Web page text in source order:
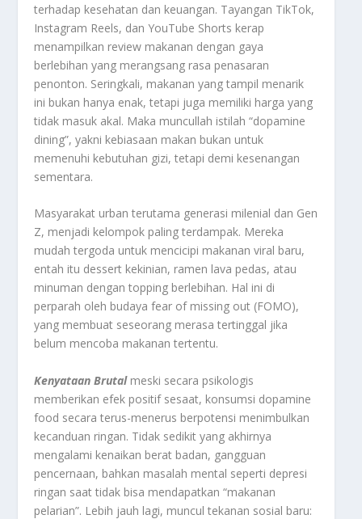
terhadap kesehatan dan keuangan. Tayangan TikTok,
Instagram Reels, dan YouTube Shorts kerap
menampilkan review makanan dengan gaya
berlebihan yang merangsang rasa penasaran
penonton. Seringkali, makanan yang tampil menarik
ini bukan hanya enak, tetapi juga memiliki harga yang
tidak masuk akal. Maka muncullah istilah “dopamine
dining”, yakni kebiasaan makan bukan untuk
memenuhi kebutuhan gizi, tetapi demi kesenangan
sementara.
Masyarakat urban terutama generasi milenial dan Gen
Z, menjadi kelompok paling terdampak. Mereka
mudah tergoda untuk mencicipi makanan viral baru,
entah itu dessert kekinian, ramen lava pedas, atau
minuman dengan topping berlebihan. Hal ini di
perparah oleh budaya fear of missing out (FOMO),
yang membuat seseorang merasa tertinggal jika
belum mencoba makanan tertentu.
Kenyataan Brutal meski secara psikologis
memberikan efek positif sesaat, konsumsi dopamine
food secara terus-menerus berpotensi menimbulkan
kecanduan ringan. Tidak sedikit yang akhirnya
mengalami kenaikan berat badan, gangguan
pencernaan, bahkan masalah mental seperti depresi
ringan saat tidak bisa mendapatkan “makanan
pelarian”. Lebih jauh lagi, muncul tekanan sosial baru: